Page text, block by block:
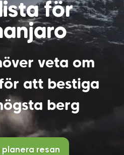
för
veta om
att bestiga
berg
planera resan